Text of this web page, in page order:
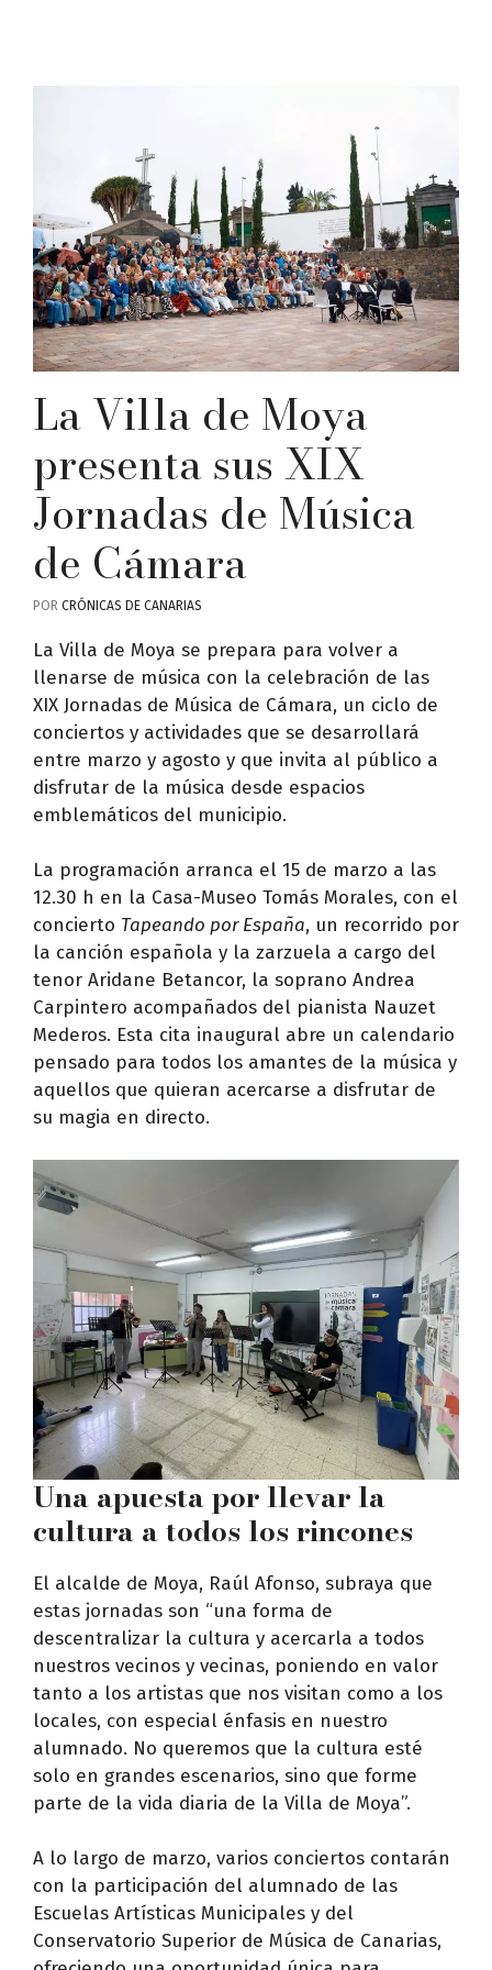
La Villa de Moya
presenta sus XIX
Jornadas de Música
de Cámara
POR CRÓNICAS DE CANARIAS
La Villa de Moya se prepara para volver a
llenarse de música con la celebración de las
XIX Jornadas de Música de Cámara, un ciclo de
conciertos y actividades que se desarrollará
entre marzo y agosto y que invita al público a
disfrutar de la música desde espacios
emblemáticos del municipio.
La programación arranca el 15 de marzo a las
12.30 h en la Casa-Museo Tomás Morales, con el
concierto Tapeando por España, un recorrido por
la canción española y la zarzuela a cargo del
tenor Aridane Betancor, la soprano Andrea
Carpintero acompañados del pianista Nauzet
Mederos. Esta cita inaugural abre un calendario
pensado para todos los amantes de la música y
aquellos que quieran acercarse a disfrutar de
su magia en directo.
Una apuesta por llevar la
cultura a todos los rincones
El alcalde de Moya, Raúl Afonso, subraya que
estas jornadas son “una forma de
descentralizar la cultura y acercarla a todos
nuestros vecinos y vecinas, poniendo en valor
tanto a los artistas que nos visitan como a los
locales, con especial énfasis en nuestro
alumnado. No queremos que la cultura esté
solo en grandes escenarios, sino que forme
parte de la vida diaria de la Villa de Moya”.
A lo largo de marzo, varios conciertos contarán
con la participación del alumnado de las
Escuelas Artísticas Municipales y del
Conservatorio Superior de Música de Canarias,